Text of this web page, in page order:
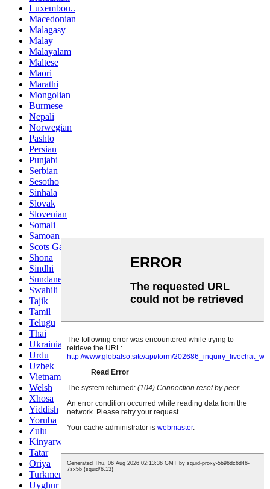
Luxembou..
Macedonian
Malagasy
Malay
Malayalam
Maltese
Maori
Marathi
Mongolian
Burmese
Nepali
Norwegian
Pashto
Persian
Punjabi
Serbian
Sesotho
Sinhala
Slovak
Slovenian
Somali
Samoan
Scots Gaelic
Shona
Sindhi
Sundanese
Swahili
Tajik
Tamil
Telugu
Thai
Ukrainian
Urdu
Uzbek
Vietnamese
Welsh
Xhosa
Yiddish
Yoruba
Zulu
Kinyarwanda
Tatar
Oriya
Turkmen
Uyghur